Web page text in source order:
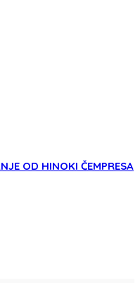
OD HINOKI ČEMPRESA